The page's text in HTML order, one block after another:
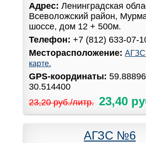
Адрес: Ленинградская
Всеволожский район,
шоссе, дом 12 + 500м.
Телефон: +7 (812) 633-07-
Месторасположение:
карте.
GPS-координаты:
30.514400
23,20 руб./литр. 23,40
АГЗС №6